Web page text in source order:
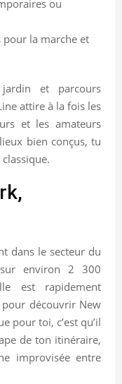
ou
pour la marche et
et parcours
attire à la fois les
et les amateurs
bien conçus, tu
classique.
dans le secteur du
sur environ 2 300
est rapidement
découvrir New
pour toi, c’est qu’il
de ton itinéraire,
improvisée entre